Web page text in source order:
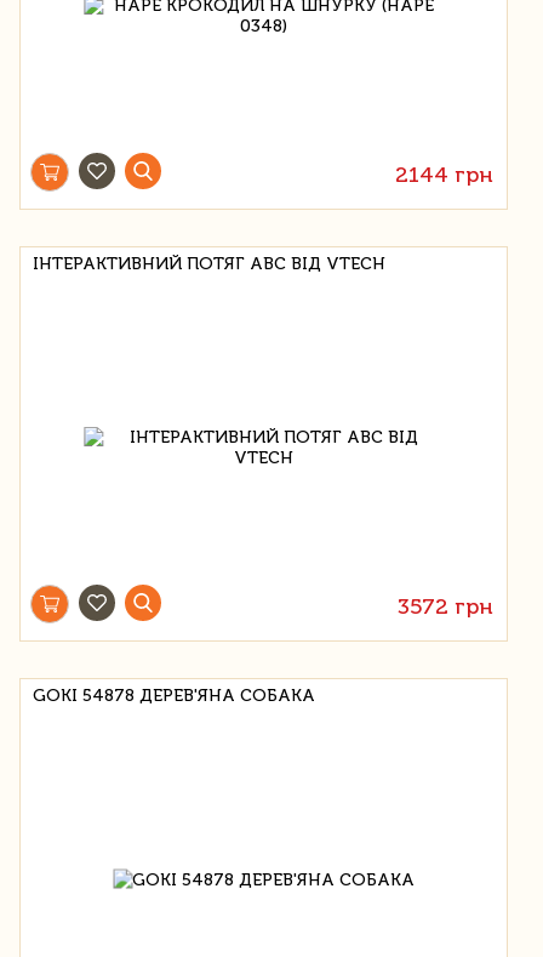
2144 грн
ІНТЕРАКТИВНИЙ ПОТЯГ ABC ВІД VTECH
3572 грн
GOKI 54878 ДЕРЕВ'ЯНА СОБАКА